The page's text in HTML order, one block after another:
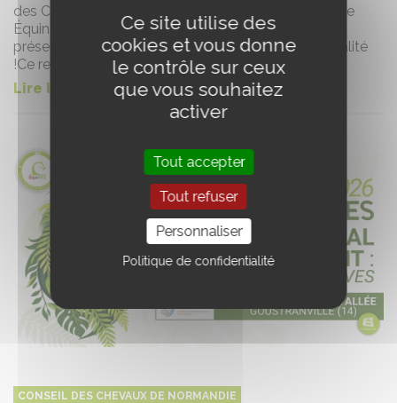
des Chevaux de Normandie s’est tenue à Normandie
Équine Vallée. Un grand merci à tous nos membres
présents pour ce moment d’échange et de convivialité
!Ce rendez-vous annuel a été l’occasion de dre...
Lire la suite de l'article
CONSEIL DES CHEVAUX DE NORMANDIE
Ce site utilise des
cookies et vous donne
le contrôle sur ceux
que vous souhaitez
activer
Tout accepter
Tout refuser
Personnaliser
Politique de confidentialité